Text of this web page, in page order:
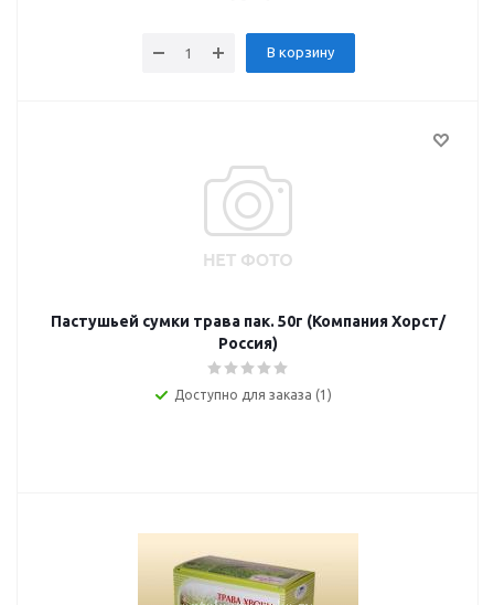
В корзину
Пастушьей сумки трава пак. 50г (Компания Хорст/
Россия)
Доступно для заказа (1)